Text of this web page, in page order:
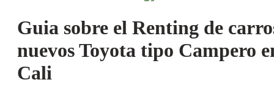
Guia sobre el Renting de
nuevos Toyota tipo Campero
Cali